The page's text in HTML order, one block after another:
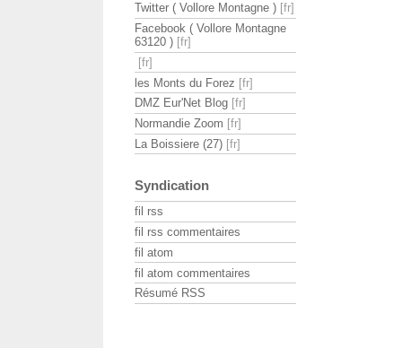
Twitter ( Vollore Montagne )
Facebook ( Vollore Montagne
63120 )
les Monts du Forez
DMZ Eur'Net Blog
Normandie Zoom
La Boissiere (27)
Syndication
fil rss
fil rss commentaires
fil atom
fil atom commentaires
Résumé RSS